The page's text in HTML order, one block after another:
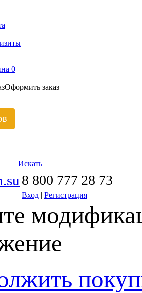
0
Оформить заказ
Искать
8 800 777 28 73
Вход | Регистрация